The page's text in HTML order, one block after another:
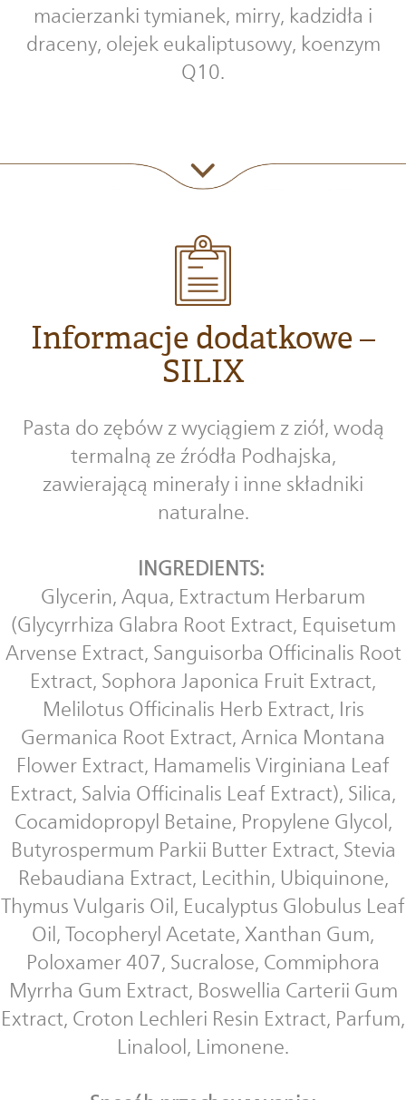
macierzanki tymianek, mirry, kadzidła i
draceny, olejek eukaliptusowy, koenzym
Q10.
Informacje dodatkowe –
SILIX
Pasta do zębów z wyciągiem z ziół, wodą
termalną ze źródła Podhajska,
zawierającą minerały i inne składniki
naturalne.
INGREDIENTS:
Glycerin, Aqua, Extractum Herbarum
(Glycyrrhiza Glabra Root Extract, Equisetum
Arvense Extract, Sanguisorba Officinalis Root
Extract, Sophora Japonica Fruit Extract,
Melilotus Officinalis Herb Extract, Iris
Germanica Root Extract, Arnica Montana
Flower Extract, Hamamelis Virginiana Leaf
Extract, Salvia Officinalis Leaf Extract), Silica,
Cocamidopropyl Betaine, Propylene Glycol,
Butyrospermum Parkii Butter Extract, Stevia
Rebaudiana Extract, Lecithin, Ubiquinone,
Thymus Vulgaris Oil, Eucalyptus Globulus Leaf
Oil, Tocopheryl Acetate, Xanthan Gum,
Poloxamer 407, Sucralose, Commiphora
Myrrha Gum Extract, Boswellia Carterii Gum
Extract, Croton Lechleri Resin Extract, Parfum,
Linalool, Limonene.